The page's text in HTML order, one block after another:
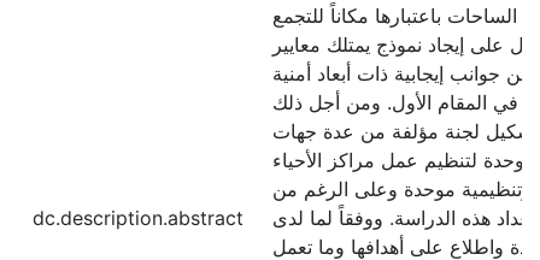
dc.description.abstract
باعتبارها مكاناً للتجمع
على إيجاد نموذج يمتلك معايير
جوانب إيجابية ذات أبعاد أمنية
في المقام الأول. ومن أجل ذلك
القرار السامي لعام 1430هـ بتشكيل لجنة مؤلفة من عدة جهات
لتنظيم عمل مراكز الأحياء
وتنظيمية موحدة وعلى الرغم من
هذه الدراسة. ووفقاً لما لدى
واطلاع على أهدافها وما تعمل